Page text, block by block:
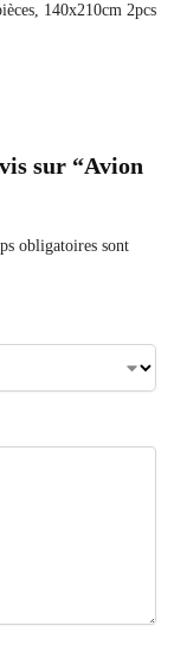
140x210cm 2pcs
sur “Avion
obligatoires sont